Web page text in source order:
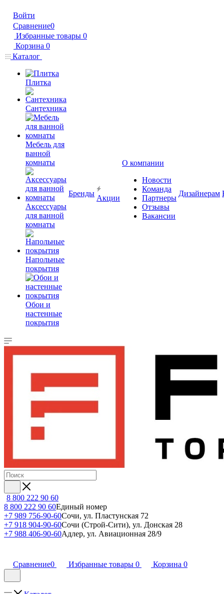
Войти
Сравнение0
Избранные товары 0
Корзина 0
Каталог
Плитка
Сантехника
Мебель для
ванной
комнаты
Аксессуары
для ванной
комнаты
Напольные
покрытия
Обои и
настенные
покрытия
Бренды
Акции
О компании
Новости
Команда
Партнеры
Отзывы
Вакансии
Дизайнерам
8 800 222 90 60
8 800 222 90 60Единый номер
+7 989 756-90-60Сочи, ул. Пластунская 72
+7 918 904-90-60Сочи (Строй-Сити), ул. Донская 28
+7 988 406-90-60Адлер, ул. Авиационная 28/9
Сравнение0 Избранные товары 0 Корзина 0